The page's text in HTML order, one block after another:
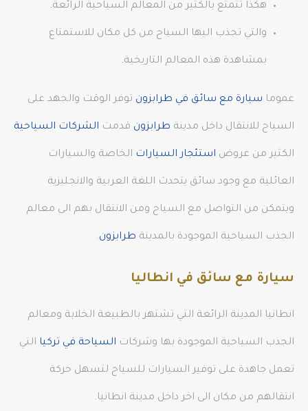
هكذا تتمتع بالكثير من المعالم السياحية الرائعة.
والتي تجذب اليها السياح من كل مكان للاستمتاع
بمشاهدة هذه المعالم التاريخية.
عموما سيارة مع سائق في طرابزون توفر الوقت والجهد على
السياح للانتقال داخل مدينة طرابزون قدمت الشركات السياحية
الكثير من عروض استئجار السيارات الخاصة والسيارات
العائلية مع وجود سائق يتحدث اللغة العربية والانجليزية
ويتمكن من التواصل مع السياح ومن الانتقال بهم الى معالم
الجذب السياحية الموجودة بالمدينة طرابزون.
سيارة مع سائق في انطاليا
انطانيا المدينة الرائعة التي تشتهر بالطبيعة الخلابة ومعالم
الجذب السياحية الموجودة بها وشركات السياحة في تركيا التي
تعمل جاهدة على توفير السيارات للسياح لتسهل حركة
انتقالهم من مكان الى اخر داخل مدينة انطانيا.